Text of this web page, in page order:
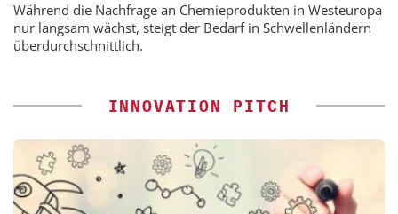
Während die Nachfrage an Chemieprodukten in Westeuropa
nur langsam wächst, steigt der Bedarf in Schwellenländern
überdurchschnittlich.
INNOVATION PITCH